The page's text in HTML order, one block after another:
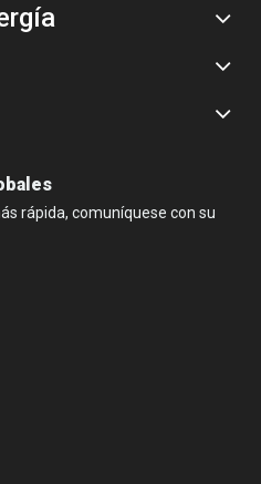
rápida, comuníquese con su